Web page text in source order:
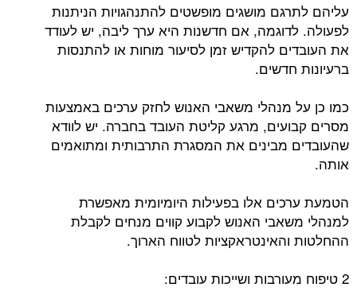
עליהם לתרגם מושגים מופשטים להתנהגויות הניתנות
לפעולה. לדוגמה, אם חדשנות היא ערך ליבה, יש לעודד
את העובדים להקדיש זמן לסיעור מוחות או להתנסות
ברעיונות חדשים.
כמו כן על מנהלי משאבי האנוש לחזק ערכים באמצעות
מסרים קבועים, מרגע קליטת העובד בחברה. יש לוודא
שהעובדים מבינים את המסגרת התרבותית ומתואמים
אותה.
הטמעת ערכים אלו בפעילות היומיומית מאפשרת
למנהלי משאבי האנוש לקבוע קווים מנחים לקבלת
ההחלטות והאינטראקציות לטווח הארוך.
2 טיפוח מעורבות ושייכות עובדים: